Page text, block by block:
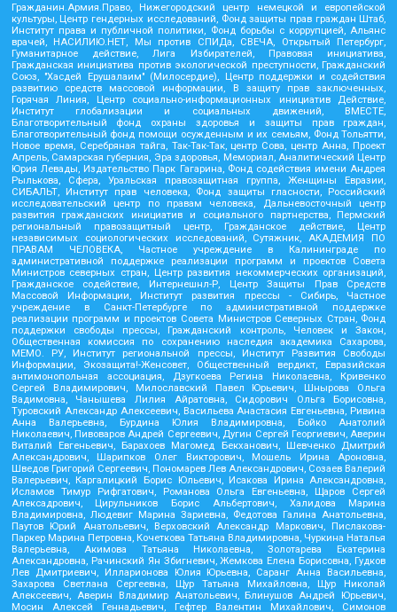
Гражданин.Армия.Право, Нижегородский центр немецкой и европейской
культуры, Центр гендерных исследований, Фонд защиты прав граждан Штаб,
Институт права и публичной политики, Фонд борьбы с коррупцией, Альянс
врачей, НАСИЛИЮ.НЕТ, Мы против СПИДа, СВЕЧА, Открытый Петербург,
Гуманитарное действие, Лига Избирателей, Правовая инициатива,
Гражданская инициатива против экологической преступности, Гражданский
Союз, "Хасдей Ерушалаим" (Милосердие), Центр поддержки и содействия
развитию средств массовой информации, В защиту прав заключенных,
Горячая Линия, Центр социально-информационных инициатив Действие,
Институт глобализации и социальных движений, ВМЕСТЕ,
Благотворительный фонд охраны здоровья и защиты прав граждан,
Благотворительный фонд помощи осужденным и их семьям, Фонд Тольятти,
Новое время, Серебряная тайга, Так-Так-Так, центр Сова, центр Анна, Проект
Апрель, Самарская губерния, Эра здоровья, Мемориал, Аналитический Центр
Юрия Левады, Издательство Парк Гагарина, Фонд содействия имени Андрея
Рылькова, Сфера, Уральская правозащитная группа, Женщины Евразии,
СИБАЛЬТ, Институт прав человека, Фонд защиты гласности, Российский
исследовательский центр по правам человека, Дальневосточный центр
развития гражданских инициатив и социального партнерства, Пермский
региональный правозащитный центр, Гражданское действие, Центр
независимых социологических исследований, Сутяжник, АКАДЕМИЯ ПО
ПРАВАМ ЧЕЛОВЕКА, Частное учреждение в Калининграде по
административной поддержке реализации программ и проектов Совета
Министров северных стран, Центр развития некоммерческих организаций,
Гражданское содействие, Интернешнл-Р, Центр Защиты Прав Средств
Массовой Информации, Институт развития прессы - Сибирь, Частное
учреждение в Санкт-Петербурге по административной поддержке
реализации программ и проектов Совета Министров Северных Стран, Фонд
поддержки свободы прессы, Гражданский контроль, Человек и Закон,
Общественная комиссия по сохранению наследия академика Сахарова,
МЕМО. РУ, Институт региональной прессы, Институт Развития Свободы
Информации, Экозащита!-Женсовет, Общественный вердикт, Евразийская
антимонопольная ассоциация, Дзугкоева Регина Николаевна, Кривенко
Сергей Владимирович, Милославский Павел Юрьевич, Шнырова Ольга
Вадимовна, Чанышева Лилия Айратовна, Сидорович Ольга Борисовна,
Туровский Александр Алексеевич, Васильева Анастасия Евгеньевна, Ривина
Анна Валерьевна, Бурдина Юлия Владимировна, Бойко Анатолий
Николаевич, Пивоваров Андрей Сергеевич, Дугин Сергей Георгиевич, Аверин
Виталий Евгеньевич, Барахоев Магомед Бекханович, Шевченко Дмитрий
Александрович, Шарипков Олег Викторович, Мошель Ирина Ароновна,
Шведов Григорий Сергеевич, Пономарев Лев Александрович, Созаев Валерий
Валерьевич, Каргалицкий Борис Юльевич, Исакова Ирина Александровна,
Исламов Тимур Рифгатович, Романова Ольга Евгеньевна, Щаров Сергей
Алексадрович, Цирульников Борис Альбертович, Халидова Марина
Владимировна, Людевиг Марина Зариевна, Федотова Галина Анатольевна,
Паутов Юрий Анатольевич, Верховский Александр Маркович, Пислакова-
Паркер Марина Петровна, Кочеткова Татьяна Владимировна, Чуркина Наталья
Валерьевна, Акимова Татьяна Николаевна, Золотарева Екатерина
Александровна, Рачинский Ян Збигневич, Жемкова Елена Борисовна, Гудков
Лев Дмитриевич, Илларионова Юлия Юрьевна, Саранг Анна Васильевна,
Захарова Светлана Сергеевна, Щур Татьяна Михайловна, Щур Николай
Алексеевич, Аверин Владимир Анатольевич, Блинушов Андрей Юрьевич,
Мосин Алексей Геннадьевич, Гефтер Валентин Михайлович, Симонов